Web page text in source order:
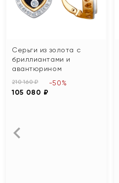
Серьги из золота с
бриллиантами и
авантюрином
210 160 ₽
105 080 ₽
-50%